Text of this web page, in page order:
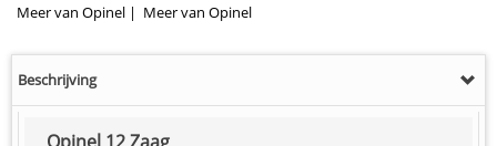
Meer van Opinel | Meer van Opinel
Beschrijving